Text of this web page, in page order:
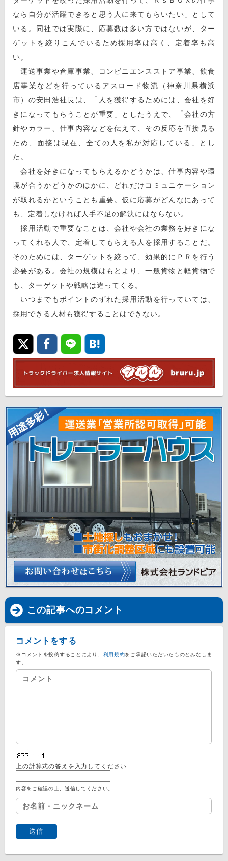
なら自分が活躍できると思う人に来てもらいたい」として
いる。同社では実際に、応募数は多い方ではないが、ター
ゲットを絞りこんでいるため採用率は高く、定着率も高
い。
運送事業や倉庫事業、コンビニエンスストア事業、飲食
店事業などを行っているアスロード物流（神奈川県横浜
市）の安田浩社長は、「人を獲得するためには、会社を好
きになってもらうことが重要」としたうえで、「会社の方
針やカラー、仕事内容などを伝えて、その反応を直接見る
ため、面接は現在、全ての人を私が対応している」とし
た。
会社を好きになってもらえるかどうかは、仕事内容や環
境が合うかどうかのほかに、どれだけコミュニケーション
が取れるかということも重要。仮に応募がどんなにあって
も、定着しなければ人手不足の解決にはならない。
採用活動で重要なことは、会社や会社の業務を好きにな
ってくれる人で、定着してもらえる人を採用することだ。
そのためには、ターゲットを絞って、効果的にＰＲを行う
必要がある。会社の規模はもとより、一般貨物と軽貨物で
も、ターゲットや戦略は違ってくる。
いつまでもポイントのずれた採用活動を行っていては、
採用できる人材も獲得することはできない。
この記事へのコメント
コメントをする
※コメントを投稿することにより、 利用規約をご承諾いただいたものとみなしま
す。
上の計算式の答えを入力してください
内容をご確認の上、送信してください。